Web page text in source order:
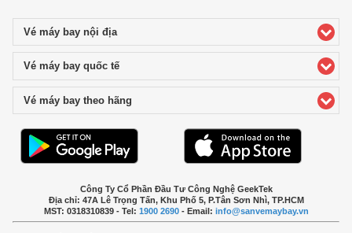
Vé máy bay nội địaclick to expand contents
Vé máy bay quốc tếclick to expand contents
Vé máy bay theo hãng
Công Ty Cổ Phần Đầu Tư Công Nghệ GeekTek
Địa chỉ: 47A Lê Trọng Tấn, Khu Phố 5, P.Tân Sơn Nhì, TP.HCM
MST: 0318310839 - Tel: 1900 2690- Email: info@sanvemaybay.vn